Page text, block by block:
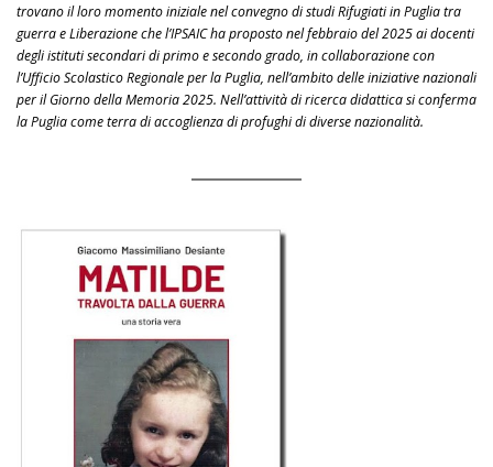
trovano il loro momento iniziale nel convegno di studi Rifugiati in Puglia tra
guerra e Liberazione che l’IPSAIC ha proposto nel febbraio del 2025 ai docenti
degli istituti secondari di primo e secondo grado, in collaborazione con
l’Ufficio Scolastico Regionale per la Puglia, nell’ambito delle iniziative nazionali
per il Giorno della Memoria 2025. Nell’attività di ricerca didattica si conferma
la Puglia come terra di accoglienza di profughi di diverse nazionalità.